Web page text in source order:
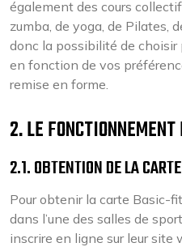
également des cours
zumba, de yoga, de Pilates,
donc la possibilité de choisir
en fonction de vos
remise en forme.
2. LE
2.1. OBTENTION DE LA
Pour obtenir la carte Basic-
dans l’une des salles de
inscrire en ligne sur leur site